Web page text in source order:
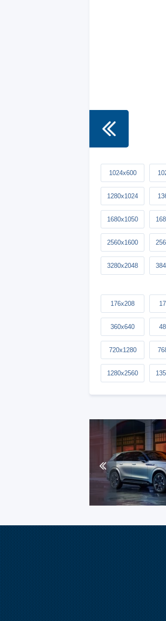
1024x600
1280x1024
1680x1050
2560x1600
3280x2048
176x208
360x640
720x1280
1280x2560